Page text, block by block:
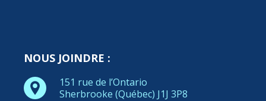
NOUS JOINDRE :
151 rue de l’Ontario
Sherbrooke (Québec) J1J 3P8